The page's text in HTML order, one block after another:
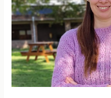
Gestión
Ambiental
de
Actividades
Económicas